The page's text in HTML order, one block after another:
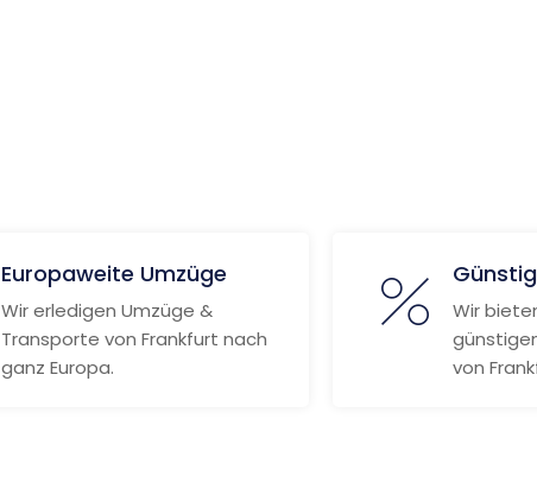
Europaweite Umzüge
Wir erledigen Umzüge &
Transporte von Frankfurt nach
ganz Europa.
Wir
von